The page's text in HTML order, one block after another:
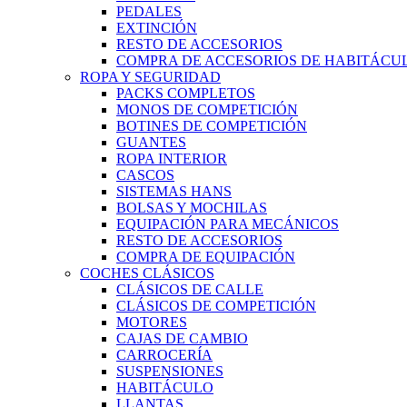
PEDALES
EXTINCIÓN
RESTO DE ACCESORIOS
COMPRA DE ACCESORIOS DE
ROPA Y SEGURIDAD
PACKS COMPLETOS
MONOS DE COMPETICIÓN
BOTINES DE COMPETICIÓN
GUANTES
ROPA INTERIOR
CASCOS
SISTEMAS HANS
BOLSAS Y MOCHILAS
EQUIPACIÓN PARA MECÁNICOS
RESTO DE ACCESORIOS
COMPRA DE EQUIPACIÓN
COCHES CLÁSICOS
CLÁSICOS DE CALLE
CLÁSICOS DE COMPETICIÓN
MOTORES
CAJAS DE CAMBIO
CARROCERÍA
SUSPENSIONES
HABITÁCULO
LLANTAS